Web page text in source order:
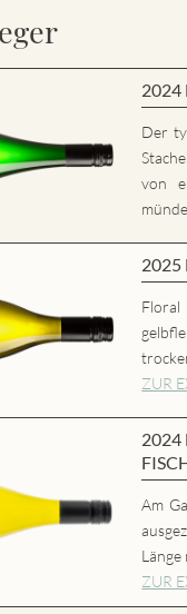
2024
Der
von
2025
ZUR
2024
Am
Länge
ZUR